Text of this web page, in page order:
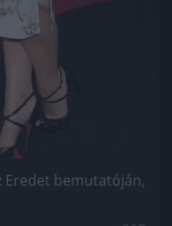
Eredet bemutatóján,